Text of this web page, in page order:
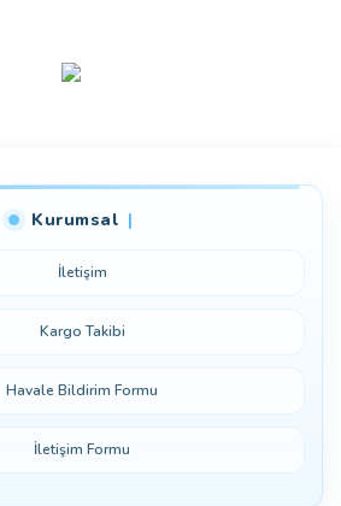
Kurumsal
İletişim
Kargo Takibi
Havale Bildirim Formu
İletişim Formu